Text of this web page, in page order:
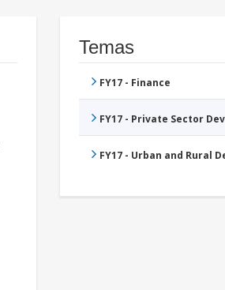
Temas
FY17 - Finance
FY17 - Private Sector
FY17 - Urban and Rural